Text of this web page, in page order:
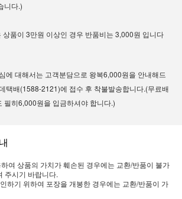
니다.)
품이 3만원 이상인 경우 반품비는 3,000원 입니다
에 대해서는 고객분담으로 왕복6,000원을 안내해드
택배(1588-2121)에 접수 후 착불발송합니다.(무료배
필히6,000원을 입금하셔야 합니다.)
여 상품의 가치가 훼손된 경우에는 교환/반품이 불가
주시기 바랍니다.
하기 위하여 포장을 개봉한 경우에는 교환/반품이 가